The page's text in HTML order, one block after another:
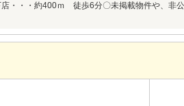
・・・約400ｍ 徒歩6分〇未掲載物件や、非